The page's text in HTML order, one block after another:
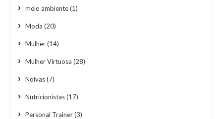
meio ambiente(1)
Moda (20)
Mulher(14)
Mulher Virtuosa (28)
Noivas(7)
Nutricionistas(17)
Personal Trainer(3)